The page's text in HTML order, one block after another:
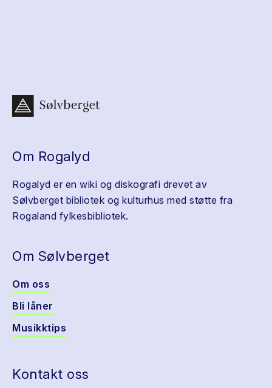
Om Rogalyd
Rogalyd er en wiki og diskografi drevet av
Sølvberget bibliotek og kulturhus med støtte fra
Rogaland fylkesbibliotek.
Om Sølvberget
Om oss
Bli låner
Musikktips
Kontakt oss